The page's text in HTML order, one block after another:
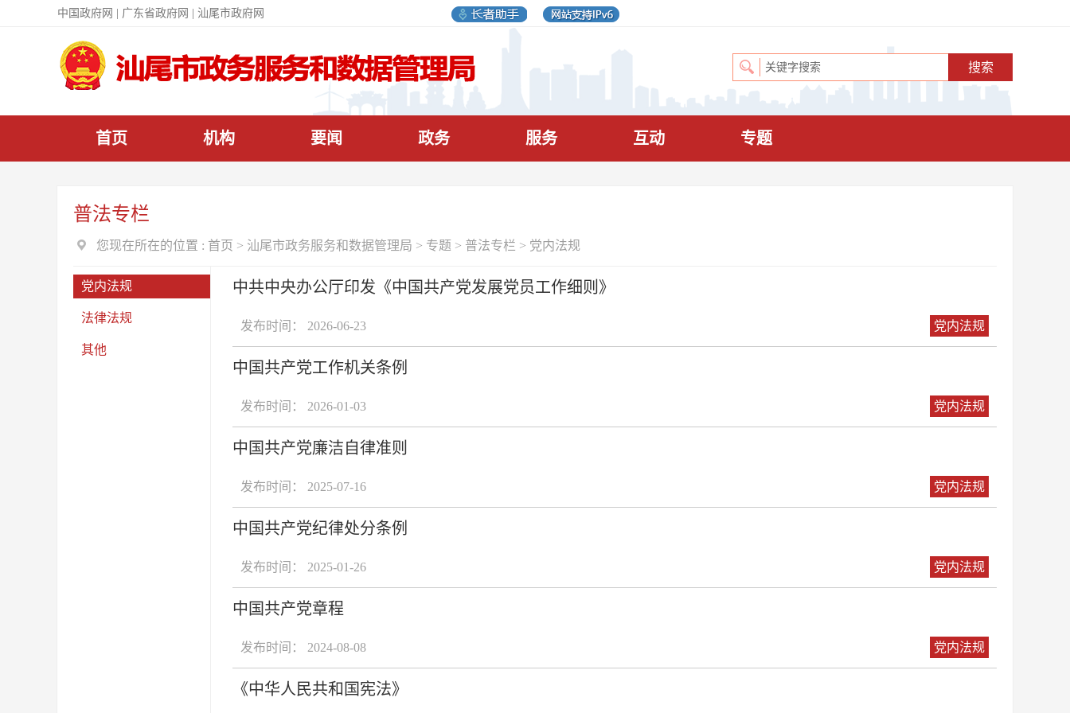
中国政府网 | 广东省政府网 | 汕尾市政府网
首页 机构 要闻 政务 服务 互动 专题
普法专栏
您现在所在的位置 : 首页 > 汕尾市政务服务和数据管理局 > 专题 > 普法专栏 > 党内法规
党内法规
法律法规
其他
中共中央办公厅印发《中国共产党发展党员工作细则》
发布时间： 2026-06-23 党内法规
中国共产党工作机关条例
发布时间： 2026-01-03 党内法规
中国共产党廉洁自律准则
发布时间： 2025-07-16 党内法规
中国共产党纪律处分条例
发布时间： 2025-01-26 党内法规
中国共产党章程
发布时间： 2024-08-08 党内法规
《中华人民共和国宪法》